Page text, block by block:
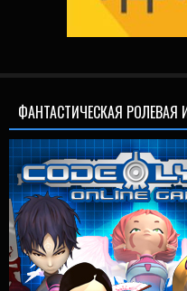
ФАНТАСТИЧЕСКАЯ РОЛЕВАЯ